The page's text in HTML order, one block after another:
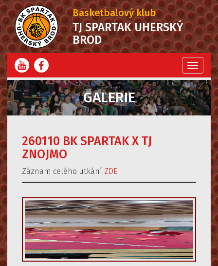
Basketbalový klub
TJ SPARTAK UHERSKÝ
BROD
Menu
GALERIE
260110 BK SPARTAK X TJ
ZNOJMO
Záznam celého utkání ZDE